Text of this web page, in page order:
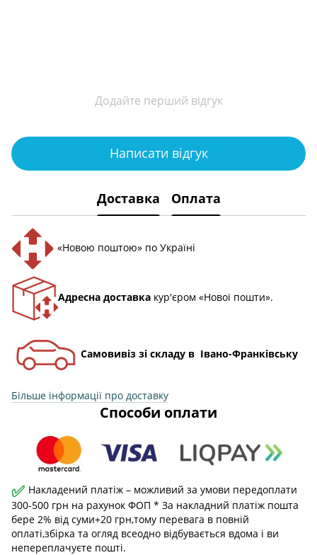
Додайте перший відгук
Написати відгук
Доставка Оплата
«Новою поштою» по Україні
Адресна доставка кур'єром «Нової пошти».
Самовивіз зі складу в Івано-Франківську
Більше інформації про доставку
Способи оплати
✅ Накладений платіж – можливий за умови передоплати
300-500 грн на рахунок ФОП * За накладний платіж пошта
бере 2% від суми+20 грн,тому перевага в повній
оплаті,збірка та огляд всеодно відбувається вдома і ви
непереплачуєте пошті.